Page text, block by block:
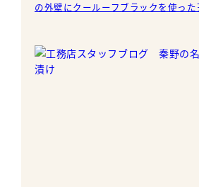
の外壁にクールーフブラックを使った天